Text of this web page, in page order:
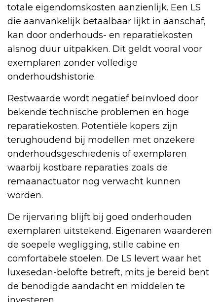
totale eigendomskosten aanzienlijk. Een LS
die aanvankelijk betaalbaar lijkt in aanschaf,
kan door onderhouds- en reparatiekosten
alsnog duur uitpakken. Dit geldt vooral voor
exemplaren zonder volledige
onderhoudshistorie.
Restwaarde wordt negatief beïnvloed door
bekende technische problemen en hoge
reparatiekosten. Potentiële kopers zijn
terughoudend bij modellen met onzekere
onderhoudsgeschiedenis of exemplaren
waarbij kostbare reparaties zoals de
remaanactuator nog verwacht kunnen
worden.
De rijervaring blijft bij goed onderhouden
exemplaren uitstekend. Eigenaren waarderen
de soepele wegligging, stille cabine en
comfortabele stoelen. De LS levert waar het
luxesedan-belofte betreft, mits je bereid bent
de benodigde aandacht en middelen te